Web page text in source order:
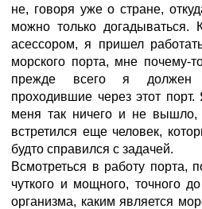
не, говоря уже о стране,
можно только догадываться.
асессором, я пришел
морского порта, мне почему-
прежде всего я должен
проходившие через этот
меня так ничего и не
встретился еще человек,
будто справился с задачей.
Всмотреться в работу порта,
чуткого и мощного, точного
организма, каким является